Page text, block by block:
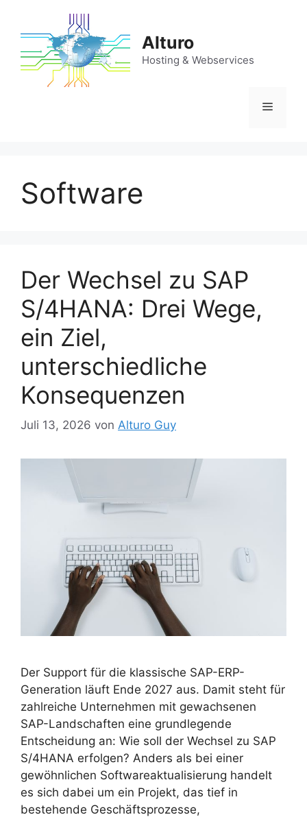
springen
Alturo
Hosting & Webservices
Menü
Software
Der Wechsel zu SAP
S/4HANA: Drei Wege,
ein Ziel,
unterschiedliche
Konsequenzen
Juli 13, 2026 von Alturo Guy
Der Support für die klassische SAP-ERP-
Generation läuft Ende 2027 aus. Damit steht für
zahlreiche Unternehmen mit gewachsenen
SAP-Landschaften eine grundlegende
Entscheidung an: Wie soll der Wechsel zu SAP
S/4HANA erfolgen? Anders als bei einer
gewöhnlichen Softwareaktualisierung handelt
es sich dabei um ein Projekt, das tief in
bestehende Geschäftsprozesse,